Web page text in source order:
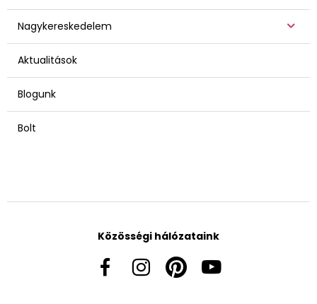
Nagykereskedelem
Aktualitások
Blogunk
Bolt
Közösségi hálózataink